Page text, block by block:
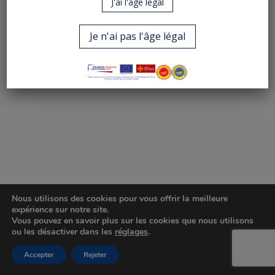
Je n'ai pas l'âge légal
Nous utilisons des cookies pour vous offrir la meilleure
expérience sur notre site.
Vous pouvez en savoir plus sur les cookies que nous utilisons
ou les désactiver dans les réglages.
Accepter Rejeter